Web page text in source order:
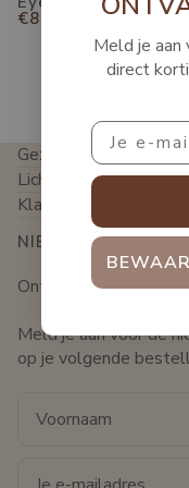
€81,00
Gezichtsbehandeling
Lichaamsbehandeling
Klantenservice
NIEUWSBRIEF
Ontvang 10%
Meld je aan voor de
op je volgende
Meld je aan
direct
Email